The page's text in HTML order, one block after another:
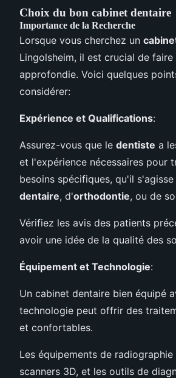
Choix du bon cabinet dentaire
Importance de la Recherche
Lorsque vous cherchez un
Lingolsheim, il est crucial de faire
approfondie. Voici quelques
considérer:
Expérience et Qualifications:
Assurez-vous que le dentiste a
et l'expérience nécessaires pour
besoins spécifiques, qu'il s'agisse
dentaire, d'orthodontie, ou de
Vérifiez les avis des patients
avoir une idée de la qualité des
Équipement et Technologie:
Un cabinet dentaire bien équipé
technologie peut offrir des
et confortables.
Les équipements de radiographie
scanners 3D, et les outils de